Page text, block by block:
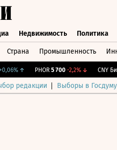
Недвижимость Политика
Страна Промышленность
↑ PHOR 5 700 -2,2%↓ CNY
редакции Выборы в